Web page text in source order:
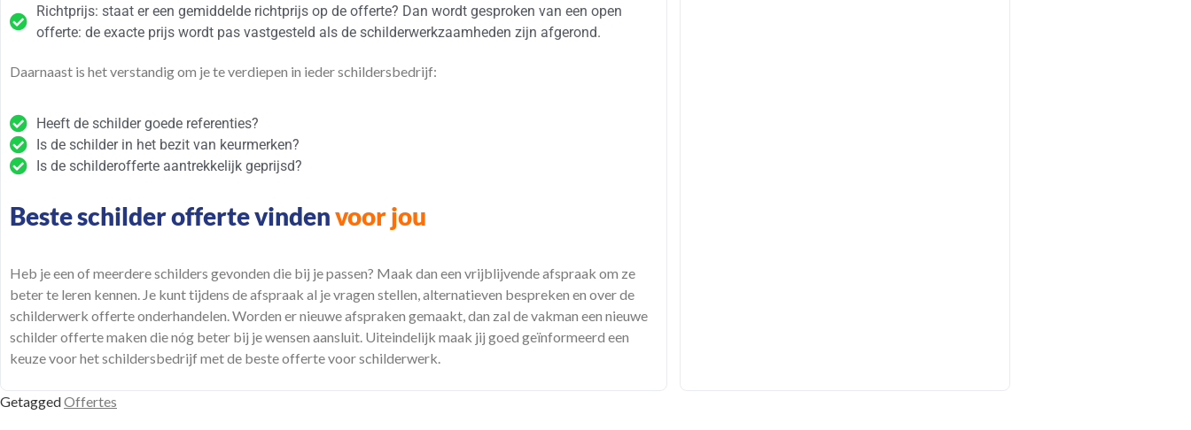
Richtprijs: staat er een gemiddelde richtprijs op de offerte? Dan wordt gesproken van een open
offerte: de exacte prijs wordt pas vastgesteld als de schilderwerkzaamheden zijn afgerond.
Daarnaast is het verstandig om je te verdiepen in ieder schildersbedrijf:
Heeft de schilder goede referenties?
Is de schilder in het bezit van keurmerken?
Is de schilderofferte aantrekkelijk geprijsd?
Beste schilder offerte vindenvoor jou
Heb je een of meerdere schilders gevonden die bij je passen? Maak dan een vrijblijvende afspraak om ze
beter te leren kennen. Je kunt tijdens de afspraak al je vragen stellen, alternatieven bespreken en over de
schilderwerk offerte onderhandelen. Worden er nieuwe afspraken gemaakt, dan zal de vakman een nieuwe
schilder offerte maken die nóg beter bij je wensen aansluit. Uiteindelijk maak jij goed geïnformeerd een
keuze voor het schildersbedrijf met de beste offerte voor schilderwerk.
GetaggedOffertes